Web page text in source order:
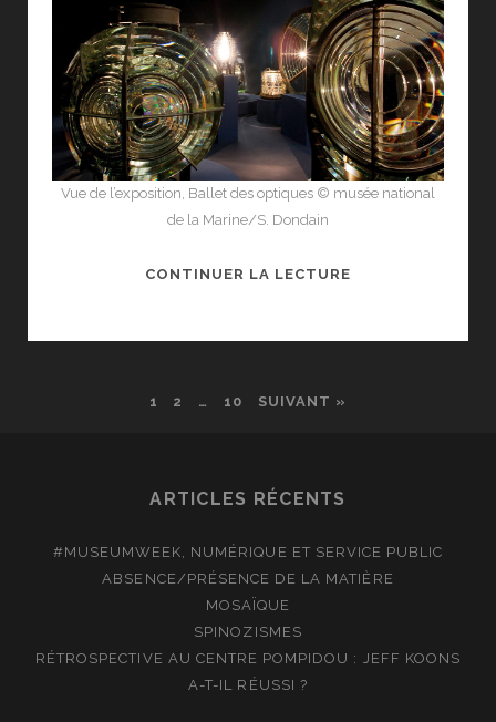
Vue de l’exposition, Ballet des optiques © musée national
de la Marine/S. Dondain
CONTINUER LA LECTURE
1 2 … 10 SUIVANT »
ARTICLES RÉCENTS
#MUSEUMWEEK, NUMÉRIQUE ET SERVICE PUBLIC
ABSENCE/PRÉSENCE DE LA MATIÈRE
MOSAÏQUE
SPINOZISMES
RÉTROSPECTIVE AU CENTRE POMPIDOU : JEFF KOONS
A-T-IL RÉUSSI ?